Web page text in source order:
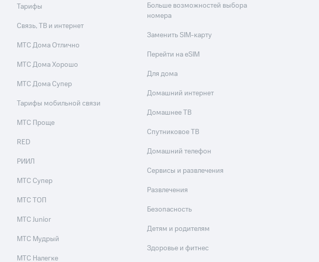
Тарифы
Связь, ТВ и интернет
МТС Дома Отлично
МТС Дома Хорошо
МТС Дома Супер
Тарифы мобильной связи
МТС Проще
RED
РИИЛ
МТС Супер
МТС ТОП
МТС Junior
МТС Мудрый
МТС Налегке
Больше возможностей выбора
номера
Заменить SIM-карту
Перейти на eSIM
Для дома
Домашний интернет
Домашнее ТВ
Спутниковое ТВ
Домашний телефон
Сервисы и развлечения
Развлечения
Безопасность
Детям и родителям
Здоровье и фитнес